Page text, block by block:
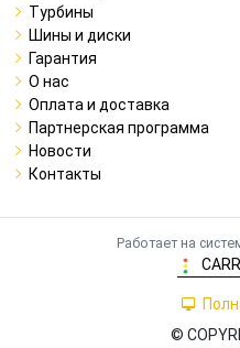
Турбины
Шины и диски
Гарантия
О нас
Оплата и доставка
Партнерская программа
Новости
Контакты
Работает на
©